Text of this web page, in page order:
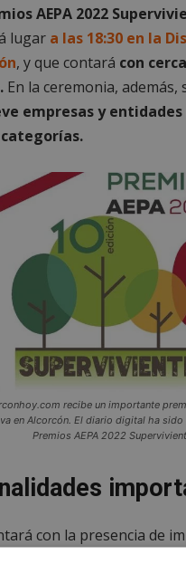
AEPA 2022
lugar a las 18:30 en la
, y que contará con
En la ceremonia, además,
empresas y entidades
recibe un importante
en Alcorcón. El diario digital ha sido
Premios AEPA 2022
con la presencia de
de la
política